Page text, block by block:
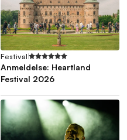
Festival
Anmeldelse: Heartland
Festival 2026